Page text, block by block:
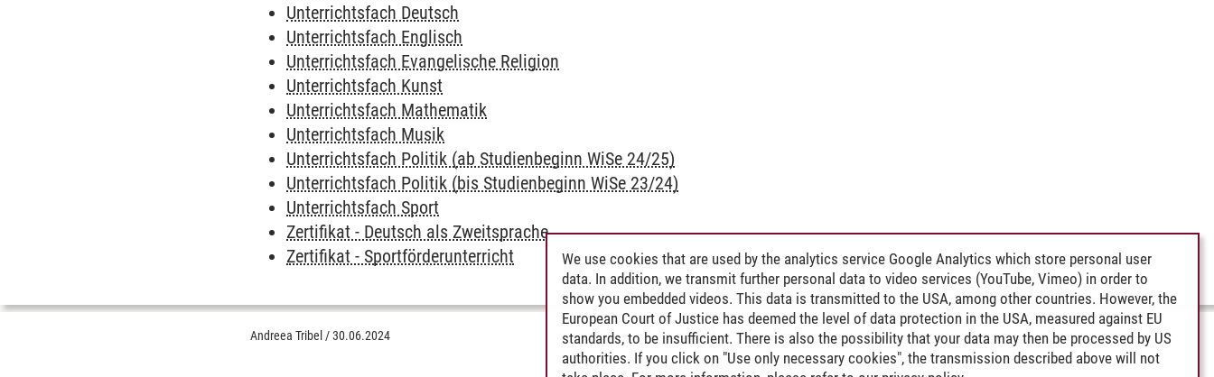
Unterrichtsfach Deutsch
Unterrichtsfach Englisch
Unterrichtsfach Evangelische Religion
Unterrichtsfach Kunst
Unterrichtsfach Mathematik
Unterrichtsfach Musik
Unterrichtsfach Politik (ab Studienbeginn WiSe 24/25)
Unterrichtsfach Politik (bis Studienbeginn WiSe 23/24)
Unterrichtsfach Sport
Zertifikat - Deutsch als Zweitsprache
Zertifikat - Sportförderunterricht
Andreea Tribel /30.06.2024
We use cookies that are used by the analytics service Google Analytics which store personal user
data. In addition, we transmit further personal data to video services (YouTube, Vimeo) in order to
show you embedded videos. This data is transmitted to the USA, among other countries. However, the
European Court of Justice has deemed the level of data protection in the USA, measured against EU
standards, to be insufficient. There is also the possibility that your data may then be processed by US
authorities. If you click on "Use only necessary cookies", the transmission described above will not